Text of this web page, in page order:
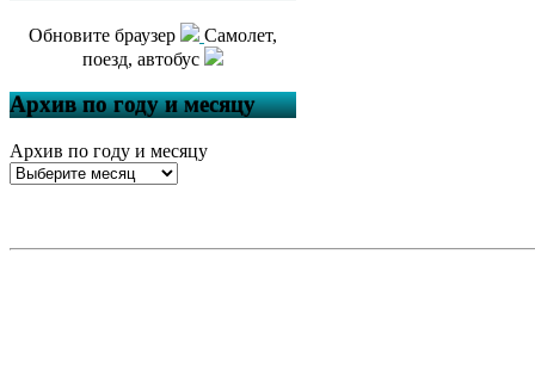
Обновите браузер
Самолет,
поезд, автобус
Архив по году и месяцу
Архив по году и месяцу